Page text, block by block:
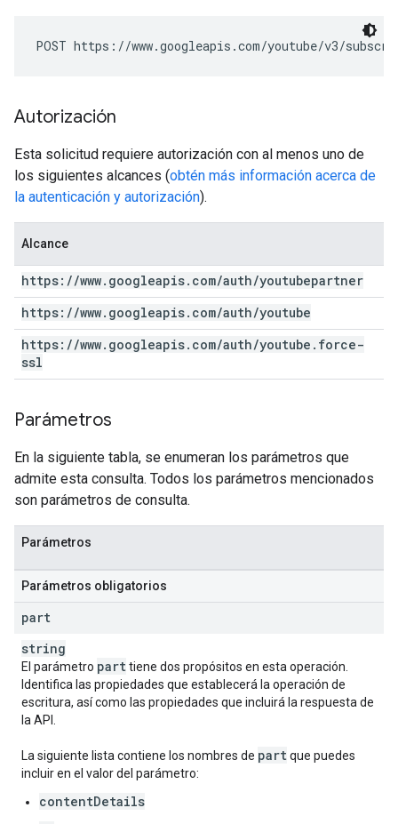
POST https://www.googleapis.com/youtube/v3/
Autorización
Esta solicitud requiere autorización con al menos uno de
los siguientes alcances (obtén más información acerca de
la autenticación y autorización).
Alcance
https: //www. googleapis. com/auth/youtubepartner
https: //www. googleapis. com/auth/youtube
https: //www. googleapis. com/auth/youtube . force-
ssl
Parámetros
En la siguiente tabla, se enumeran los parámetros que
admite esta consulta. Todos los parámetros mencionados
son parámetros de consulta.
Parámetros
Parámetros obligatorios
part
string
El parámetro parttiene dos propósitos en esta operación.
Identifica las propiedades que establecerá la operación de
escritura, así como las propiedades que incluirá la respuesta de
la API.
La siguiente lista contiene los nombres de partque puedes
incluir en el valor del parámetro:
contentDetails